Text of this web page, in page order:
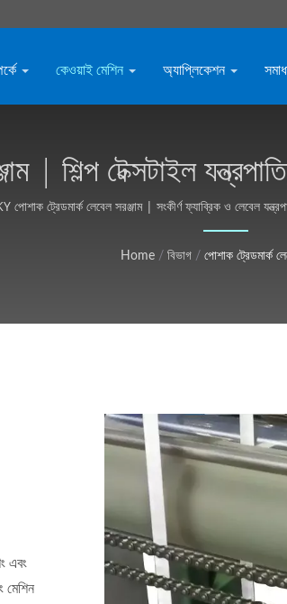
কেওয়াই মেশিন অ্যাপ্লিকেশন
| শিল্প টেক্সটাইল
(KY)
পোশাক ট্রেডমার্ক লেবেল সরঞ্জাম | সংকীর্ণ ফ্যাব্রিক ও লেবেল
Home / বিভাগ / পোশাক ট্রেডমার্ক
এবং
মেশিন